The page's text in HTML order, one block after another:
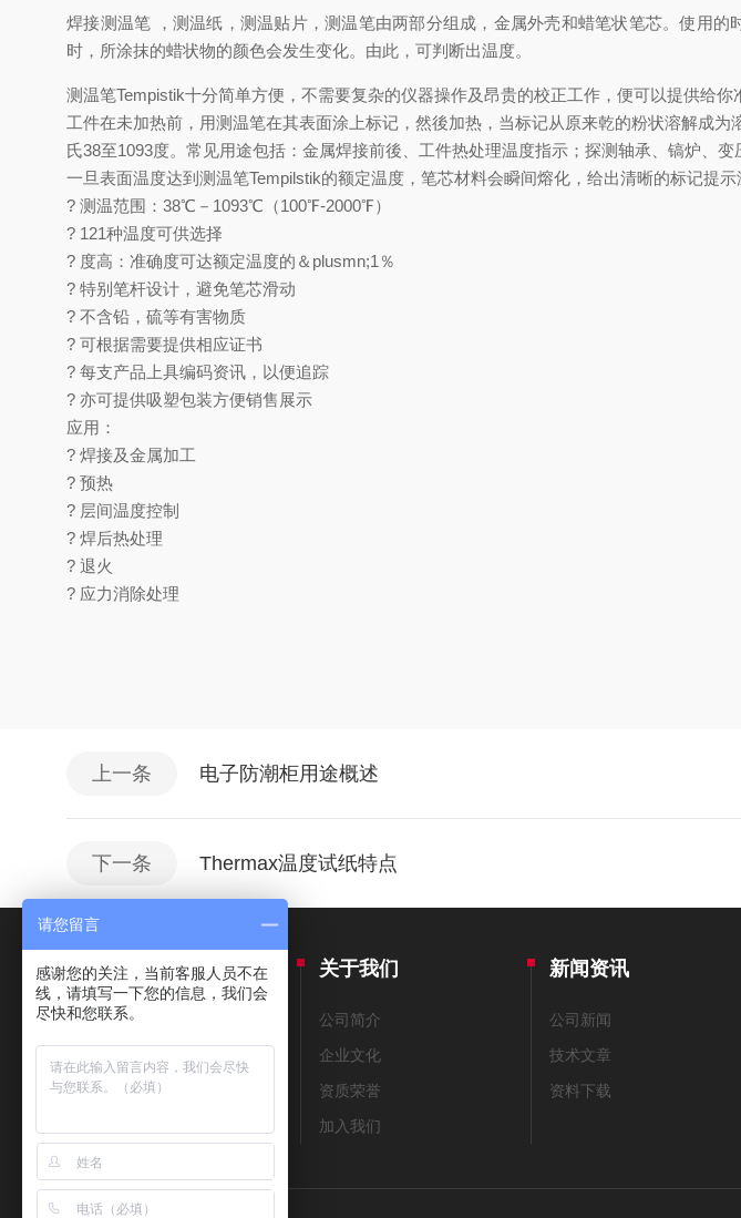
焊接测温笔 ，测温纸，测温贴片，测温笔由两部分组成，金属外壳和蜡笔状笔芯。使用
时，所涂抹的蜡状物的颜色会发生变化。由此，可判断出温度。
测温笔Tempistik十分简单方便，不需要复杂的仪器操作及昂贵的校正工作，便可以提供给
工件在未加热前，用测温笔在其表面涂上标记，然後加热，当标记从原来乾的粉状溶解成
氏38至1093度。常见用途包括：金属焊接前後、工件热处理温度指示；探测轴承、镐炉、
一旦表面温度达到测温笔Tempilstik的额定温度，笔芯材料会瞬间熔化，给出清晰的标记提示
? 测温范围：38℃－1093℃（100℉-2000℉）
? 121种温度可供选择
? 度高：准确度可达额定温度的＆plusmn;1％
? 特别笔杆设计，避免笔芯滑动
? 不含铅，硫等有害物质
? 可根据需要提供相应证书
? 每支产品上具编码资讯，以便追踪
? 亦可提供吸塑包装方便销售展示
应用：
? 焊接及金属加工
? 预热
? 层间温度控制
? 焊后热处理
? 退火
? 应力消除处理
上一条 电子防潮柜用途概述
下一条 Thermax温度试纸特点
产品中心
THERMAX测温纸
测温笔
关于我们
公司简介
企业文化
资质荣誉
加入我们
新闻资讯
公司新闻
技术文章
资料下载
请您留言
感谢您的关注，当前客服人员不在
线，请填写一下您的信息，我们会
尽快和您联系。